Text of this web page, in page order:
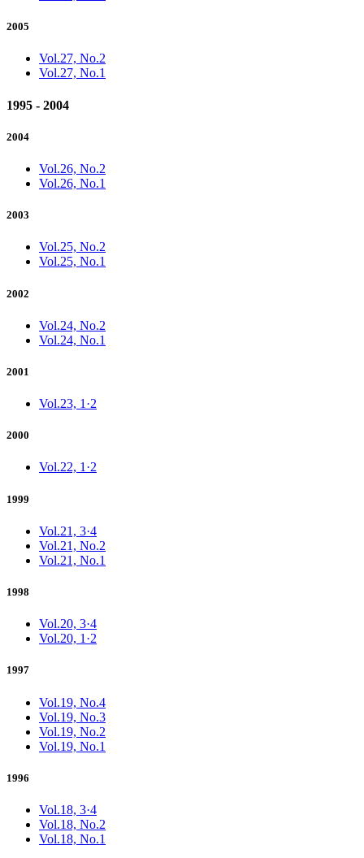
2005
Vol.27, No.2
Vol.27, No.1
1995 - 2004
2004
Vol.26, No.2
Vol.26, No.1
2003
Vol.25, No.2
Vol.25, No.1
2002
Vol.24, No.2
Vol.24, No.1
2001
Vol.23, 1·2
2000
Vol.22, 1·2
1999
Vol.21, 3·4
Vol.21, No.2
Vol.21, No.1
1998
Vol.20, 3·4
Vol.20, 1·2
1997
Vol.19, No.4
Vol.19, No.3
Vol.19, No.2
Vol.19, No.1
1996
Vol.18, 3·4
Vol.18, No.2
Vol.18, No.1